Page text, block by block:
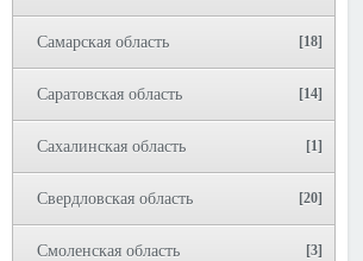
Самарская область [18]
Саратовская область [14]
Сахалинская область [1]
Свердловская область [20]
Смоленская область [3]